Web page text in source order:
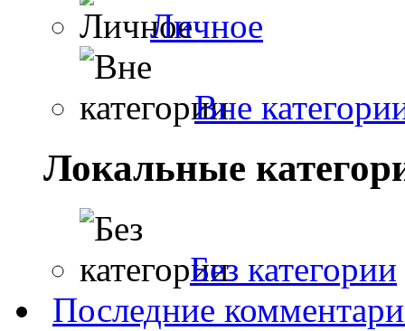
Личное
Вне
Локальные
Без категории
Последние